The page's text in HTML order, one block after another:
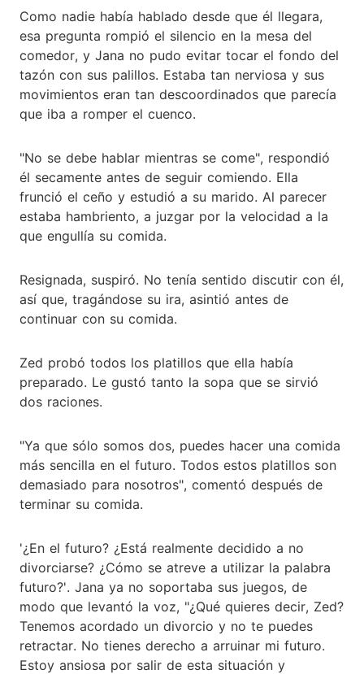
Como nadie había hablado desde que él llegara,
esa pregunta rompió el silencio en la mesa del
comedor, y Jana no pudo evitar tocar el fondo del
tazón con sus palillos. Estaba tan nerviosa y sus
movimientos eran tan descoordinados que parecía
que iba a romper el cuenco.
"No se debe hablar mientras se come", respondió
él secamente antes de seguir comiendo. Ella
frunció el ceño y estudió a su marido. Al parecer
estaba hambriento, a juzgar por la velocidad a la
que engullía su comida.
Resignada, suspiró. No tenía sentido discutir con él,
así que, tragándose su ira, asintió antes de
continuar con su comida.
Zed probó todos los platillos que ella había
preparado. Le gustó tanto la sopa que se sirvió
dos raciones.
"Ya que sólo somos dos, puedes hacer una comida
más sencilla en el futuro. Todos estos platillos son
demasiado para nosotros", comentó después de
terminar su comida.
'¿En el futuro? ¿Está realmente decidido a no
divorciarse? ¿Cómo se atreve a utilizar la palabra
futuro?'. Jana ya no soportaba sus juegos, de
modo que levantó la voz, "¿Qué quieres decir, Zed?
Tenemos acordado un divorcio y no te puedes
retractar. No tienes derecho a arruinar mi futuro.
Estoy ansiosa por salir de esta situación y